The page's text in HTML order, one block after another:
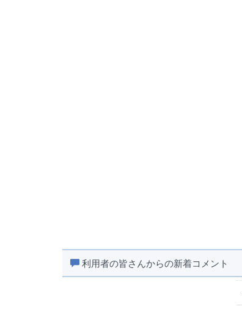
利用者の皆さんからの新着コメント